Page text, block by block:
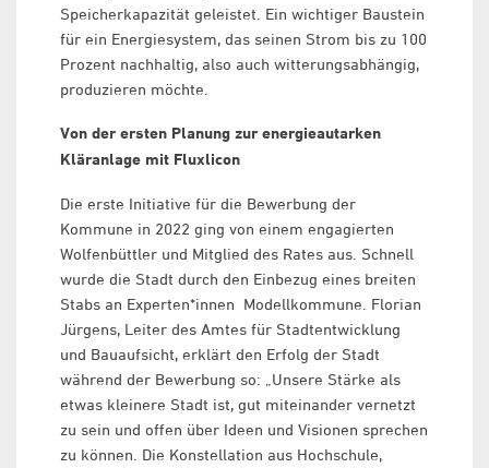
Speicherkapazität geleistet. Ein wichtiger Baustein
für ein Energiesystem, das seinen Strom bis zu 100
Prozent nachhaltig, also auch witterungsabhängig,
produzieren möchte.
Von der ersten Planung zur energieautarken
Kläranlage mit Fluxlicon
Die erste Initiative für die Bewerbung der
Kommune in 2022 ging von einem engagierten
Wolfenbüttler und Mitglied des Rates aus. Schnell
wurde die Stadt durch den Einbezug eines breiten
Stabs an Experten*innen Modellkommune. Florian
Jürgens, Leiter des Amtes für Stadtentwicklung
und Bauaufsicht, erklärt den Erfolg der Stadt
während der Bewerbung so: „Unsere Stärke als
etwas kleinere Stadt ist, gut miteinander vernetzt
zu sein und offen über Ideen und Visionen sprechen
zu können. Die Konstellation aus Hochschule,